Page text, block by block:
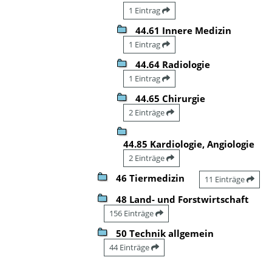
1 Eintrag
44.61 Innere Medizin
1 Eintrag
44.64 Radiologie
1 Eintrag
44.65 Chirurgie
2 Einträge
44.85 Kardiologie, Angiologie
2 Einträge
46 Tiermedizin 11 Einträge
48 Land- und Forstwirtschaft
156 Einträge
50 Technik allgemein
44 Einträge